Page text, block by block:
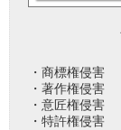
・商標権侵害
・著作権侵害
・意匠権侵害
・特許権侵害